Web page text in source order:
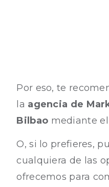
Por eso, te
la agencia de
Bilbao mediante
O, si lo prefieres,
cualquiera de las
ofrecemos para